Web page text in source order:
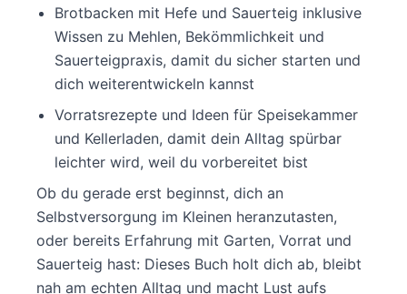
Brotbacken mit Hefe und Sauerteig inklusive
Wissen zu Mehlen, Bekömmlichkeit und
Sauerteigpraxis, damit du sicher starten und
dich weiterentwickeln kannst
Vorratsrezepte und Ideen für Speisekammer
und Kellerladen, damit dein Alltag spürbar
leichter wird, weil du vorbereitet bist
Ob du gerade erst beginnst, dich an
Selbstversorgung im Kleinen heranzutasten,
oder bereits Erfahrung mit Garten, Vorrat und
Sauerteig hast: Dieses Buch holt dich ab, bleibt
nah am echten Alltag und macht Lust aufs